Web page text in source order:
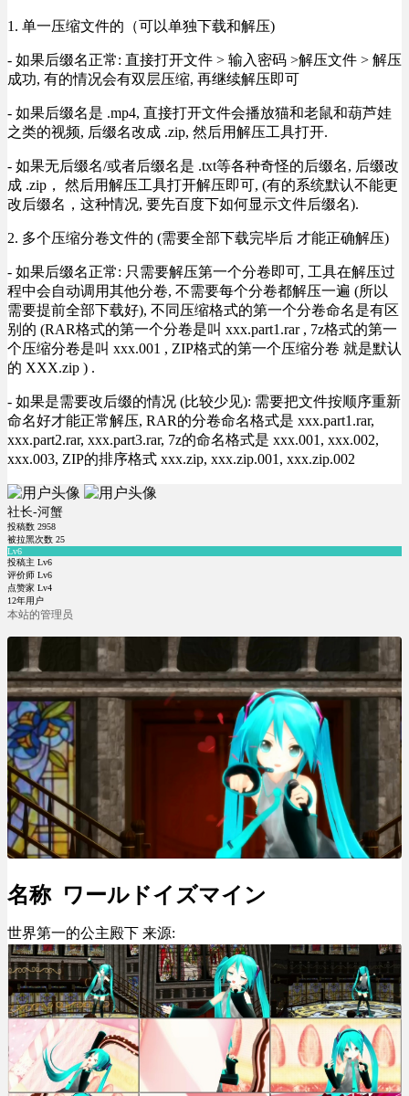
1. 单一压缩文件的（可以单独下载和解压)
- 如果后缀名正常: 直接打开文件 > 输入密码 >解压文件 > 解压
成功, 有的情况会有双层压缩, 再继续解压即可
- 如果后缀名是 .mp4, 直接打开文件会播放猫和老鼠和葫芦娃
之类的视频, 后缀名改成 .zip, 然后用解压工具打开.
- 如果无后缀名/或者后缀名是 .txt等各种奇怪的后缀名, 后缀改
成 .zip， 然后用解压工具打开解压即可, (有的系统默认不能更
改后缀名，这种情况, 要先百度下如何显示文件后缀名).
2. 多个压缩分卷文件的 (需要全部下载完毕后 才能正确解压)
- 如果后缀名正常: 只需要解压第一个分卷即可, 工具在解压过
程中会自动调用其他分卷, 不需要每个分卷都解压一遍 (所以
需要提前全部下载好), 不同压缩格式的第一个分卷命名是有区
别的 (RAR格式的第一个分卷是叫 xxx.part1.rar , 7z格式的第一
个压缩分卷是叫 xxx.001 , ZIP格式的第一个压缩分卷 就是默认
的 XXX.zip ) .
- 如果是需要改后缀的情况 (比较少见): 需要把文件按顺序重新
命名好才能正常解压, RAR的分卷命名格式是 xxx.part1.rar,
xxx.part2.rar, xxx.part3.rar, 7z的命名格式是 xxx.001, xxx.002,
xxx.003, ZIP的排序格式 xxx.zip, xxx.zip.001, xxx.zip.002
社长-河蟹
投稿数 2958
被拉黑次数 25
Lv6
投稿主 Lv6
评价师 Lv6
点赞家 Lv4
12年用户
本站的管理员
名称 ワールドイズマイン
世界第一的公主殿下 来源: